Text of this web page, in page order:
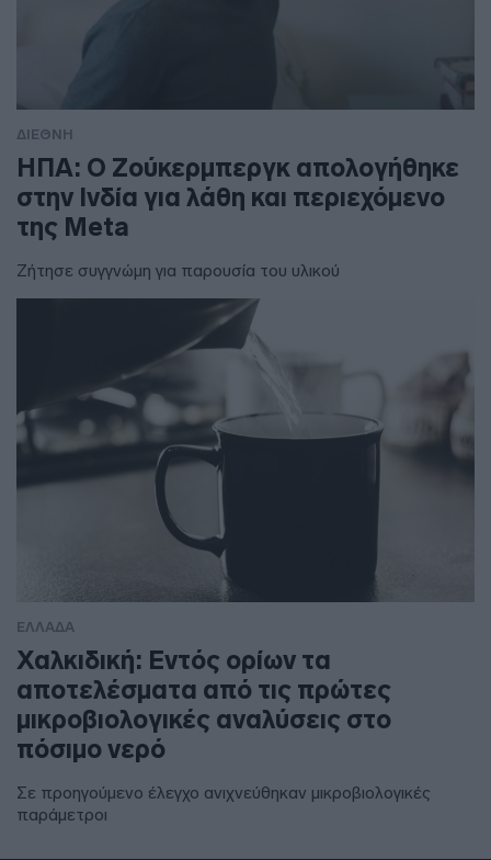
ΔΙΕΘΝΗ
ΗΠΑ: Ο Ζούκερμπεργκ απολογήθηκε
στην Ινδία για λάθη και περιεχόμενο
της Meta
Ζήτησε συγγνώμη για παρουσία του υλικού
ΕΛΛΑΔΑ
Χαλκιδική: Εντός ορίων τα
αποτελέσματα από τις πρώτες
μικροβιολογικές αναλύσεις στο
πόσιμο νερό
Σε προηγούμενο έλεγχο ανιχνεύθηκαν μικροβιολογικές
παράμετροι